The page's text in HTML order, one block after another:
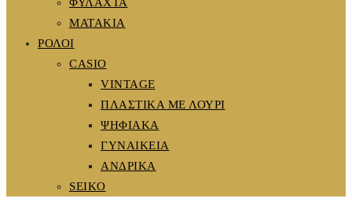
ΜΑΤΑΚΙΑ
ΡΟΛΟΙ
CASIO
VINTAGE
ΠΛΑΣΤΙΚΑ ΜΕ ΛΟΥΡΙ
ΨΗΦΙΑΚΑ
ΓΥΝΑΙΚΕΙΑ
ΑΝΔΡΙΚΑ
SEIKO